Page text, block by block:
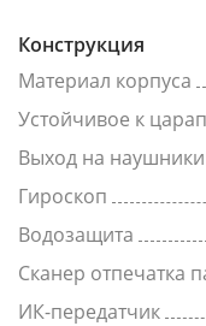
Конструкция
Материал корпуса
Устойчивое к
Выход на наушники
Гироскоп
Водозащита
Сканер отпечатка
ИК-передатчик